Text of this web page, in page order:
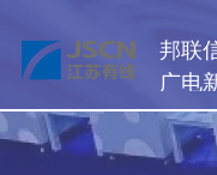
邦联
广电